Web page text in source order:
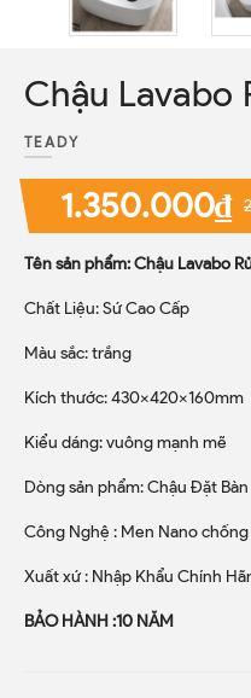
Chậu Lavabo
TEADY
1.350.000₫
Tên sản phẩm: Chậu Lavabo
Chất Liệu: Sứ Cao Cấp
Màu sắc: trắng
Kích thước: 430x420x160mm
Kiểu dáng: vuông mạnh mẽ
Dòng sản phẩm: Chậu Đặt Bàn
Công Nghệ : Men Nano
Xuất xứ : Nhập Khẩu Chính
BẢO HÀNH :10 NĂM